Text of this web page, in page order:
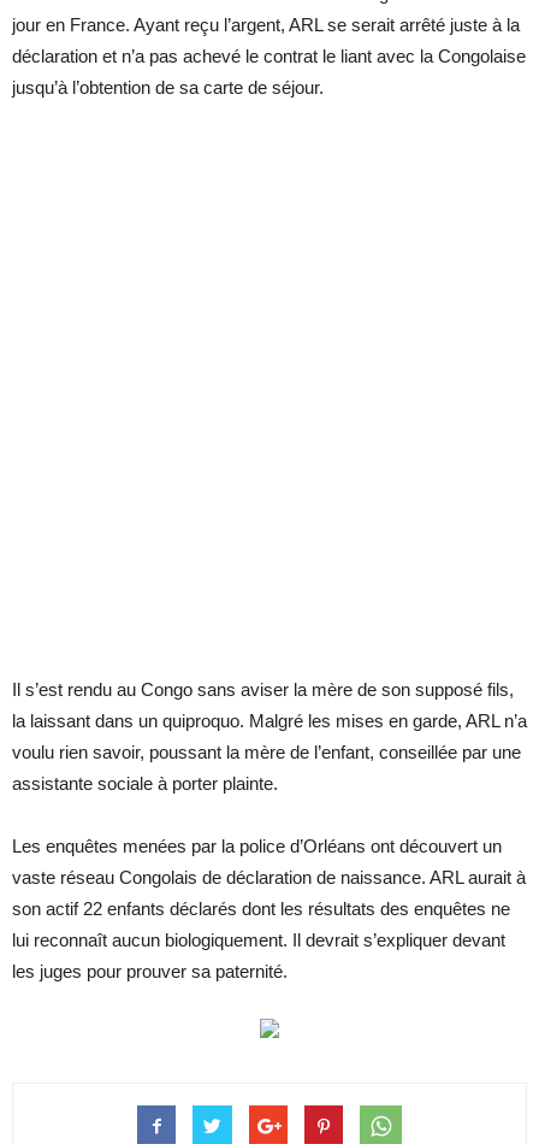
jour en France. Ayant reçu l’ar­gent, ARL se se­rait ar­rêté juste à la
dé­cla­ra­tion et n’a pas achevé le contrat le liant avec la Congo­laise
jus­qu’à l’ob­ten­tion de sa carte de sé­jour.
Il s’est rendu au Congo sans avi­ser la mère de son sup­posé fils,
la lais­sant dans un qui­pro­quo. Mal­gré les mises en garde, ARL n’a
voulu rien sa­voir, pous­sant la mère de l’en­fant, conseillée par une
as­sis­tante so­ciale à por­ter plainte.
Les en­quêtes me­nées par la po­lice d’Or­léans ont dé­cou­vert un
vaste ré­seau Congo­lais de dé­cla­ra­tion de nais­sance. ARL au­rait à
son ac­tif 22 en­fants dé­cla­rés dont les ré­sul­tats des en­quêtes ne
lui re­con­naît au­cun bio­lo­gi­que­ment. Il de­vrait s’ex­pli­quer de­vant
les juges pour prou­ver sa pa­ter­nité.